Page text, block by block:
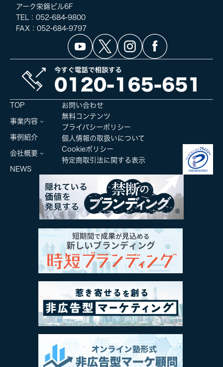
アーク栄錦ビル6F
TEL：052-684-9800
FAX：052-684-9797
TOP
事業内容
事例紹介
会社概要
NEWS
お問い合わせ
無料コンテンツ
プライバシーポリシー
個人情報の取扱いについて
Cookieポリシー
特定商取引法に関する表示